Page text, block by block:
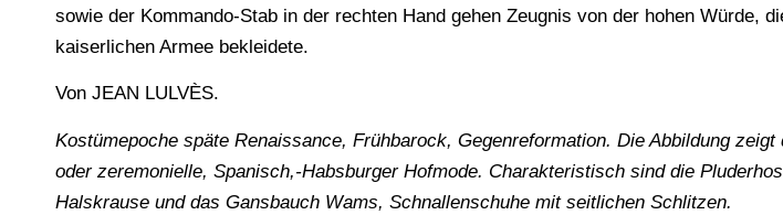
sowie der Kommando-Stab in der rechten Hand gehen Zeugnis von der hohen Würde,
kaiserlichen Armee bekleidete.
Von JEAN LULVÈS.
Kostümepoche späte Renaissance, Frühbarock, Gegenreformation. Die Abbildung
oder zeremonielle, Spanisch,-Habsburger Hofmode. Charakteristisch sind die
Halskrause und das Gansbauch Wams, Schnallenschuhe mit seitlichen Schlitzen.